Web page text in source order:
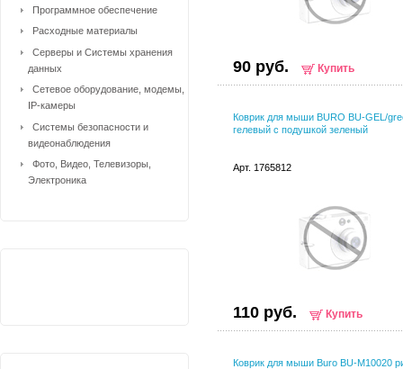
90 руб. Купить
Коврик для мыши BURO BU-GEL/
гелевый с подушкой зеленый
Арт. 1765812
110 руб. Купить
Коврик для мыши Buro BU-M10020
Программное обеспечение
Расходные материалы
Серверы и Системы хранения
данных
Сетевое оборудование, модемы,
IP-камеры
Системы безопасности и
видеонаблюдения
Фото, Видео, Телевизоры,
Электроника